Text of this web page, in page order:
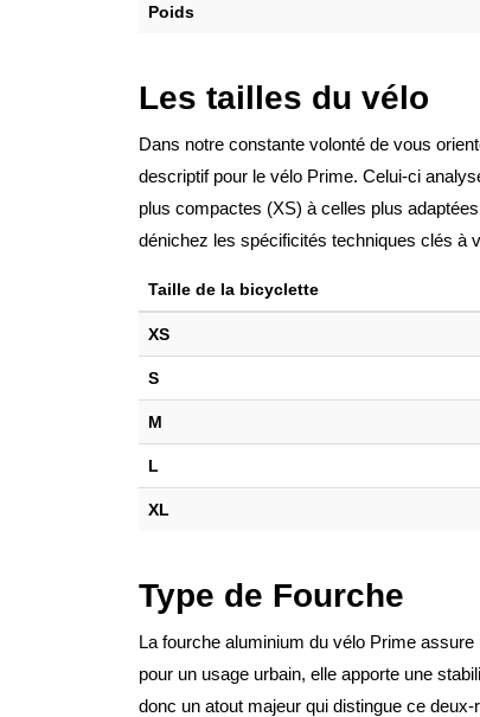
Poids
Les tailles du vélo
Dans notre constante volonté de vous
descriptif pour le vélo Prime. Celui-ci
plus compactes (XS) à celles plus
dénichez les spécificités techniques clés à
Taille de la bicyclette
XS
S
M
L
XL
Type de Fourche
La fourche aluminium du vélo Prime
pour un usage urbain, elle apporte une
donc un atout majeur qui distingue ce